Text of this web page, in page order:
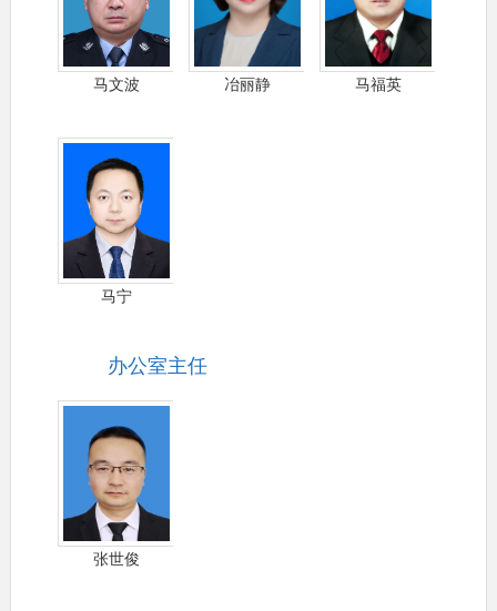
马文波 冶丽静 马福英
马宁
办公室主任
张世俊